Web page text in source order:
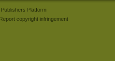
Publishers Platform
Report copyright infringement